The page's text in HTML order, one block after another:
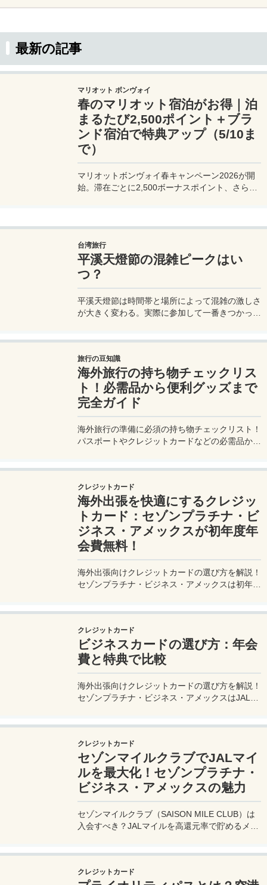
最新の記事
マリオット ボンヴォイ
春のマリオット宿泊がお得｜泊
まるたび2,500ポイント＋ブラ
ンド宿泊で特典アップ（5/10ま
で）
マリオットボンヴォイ春キャンペーン2026が開
始。滞在ごとに2,500ボーナスポイント、さらに
台湾旅行
平溪天燈節の混雑ピークはい
つ？
平溪天燈節は時間帯と場所によって混雑の激しさ
が大きく変わる。実際に参加して一番きつかった
旅行の豆知識
海外旅行の持ち物チェックリス
ト！必需品から便利グッズまで
完全ガイド
海外旅行の準備に必須の持ち物チェックリスト！
パスポートやクレジットカードなどの必需品か
ャートリップで今すぐチェック！
クレジットカード
海外出張を快適にするクレジッ
トカード：セゾンプラチナ・ビ
ジネス・アメックスが初年度年
会費無料！
海外出張向けクレジットカードの選び方を解説！
セゾンプラチナ・ビジネス・アメックスは初年度
クレジットカード
ビジネスカードの選び方：年会
費と特典で比較
海外出張向けクレジットカードの選び方を解説！
セゾンプラチナ・ビジネス・アメックスはJALマ
クレジットカード
セゾンマイルクラブでJALマイ
ルを最大化！セゾンプラチナ・
ビジネス・アメックスの魅力
セゾンマイルクラブ（SAISON MILE CLUB）は
入会すべき？JALマイルを高還元率で貯めるメリ
クレジットカード